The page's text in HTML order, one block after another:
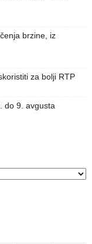
brzine, iz
za bolji RTP
do 9. avgusta